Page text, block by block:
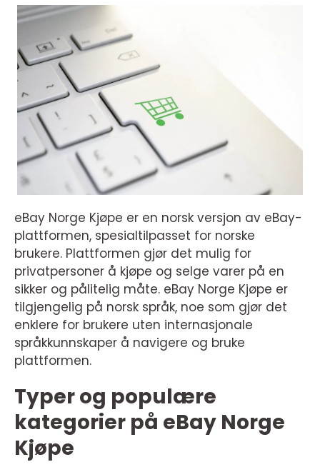
eBay Norge Kjøpe er en norsk versjon av eBay-
plattformen, spesialtilpasset for norske
brukere. Plattformen gjør det mulig for
privatpersoner å kjøpe og selge varer på en
sikker og pålitelig måte. eBay Norge Kjøpe er
tilgjengelig på norsk språk, noe som gjør det
enklere for brukere uten internasjonale
språkkunnskaper å navigere og bruke
plattformen.
Typer og populære
kategorier på eBay Norge
Kjøpe